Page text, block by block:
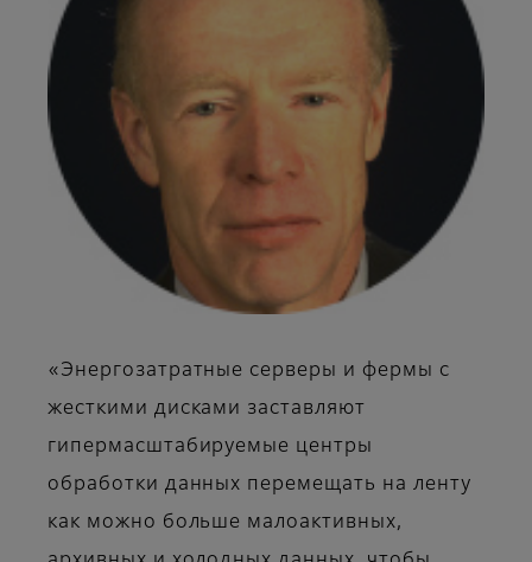
«Энергозатратные серверы и фермы с
жесткими дисками заставляют
гипермасштабируемые центры
обработки данных перемещать на ленту
как можно больше малоактивных,